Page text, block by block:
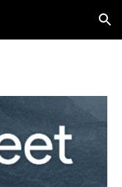
Skip to navigation